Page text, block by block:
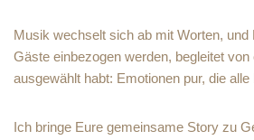
Musik wechselt sich ab mit Worten, und
Gäste einbezogen werden, begleitet
ausgewählt habt: Emotionen pur, die alle
Ich bringe Eure gemeinsame Story zu